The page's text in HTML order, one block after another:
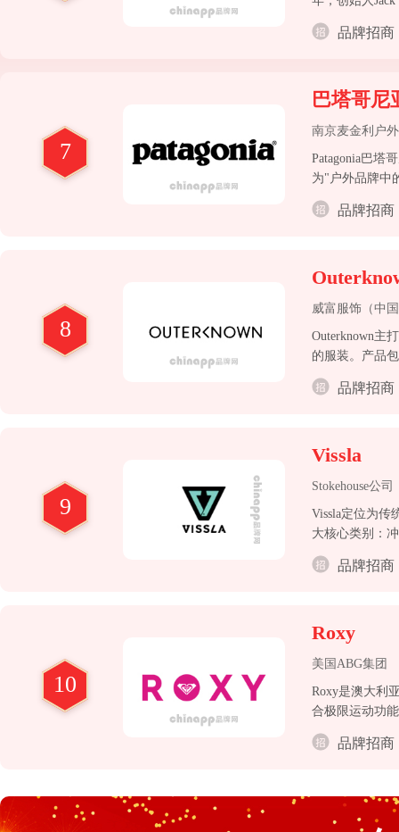
品牌招商
7
巴塔哥尼
南京麦金利户
Patagonia巴塔
为"户外品牌中
品牌招商
8
威富服饰（中
Outerknown主
的服装。产品
接面向消费者
品牌招商
9
Vissla
Stokehouse公司
Vissla定位为传
大核心类别：
件。其潜水服
品牌招商
10
Roxy
美国ABG集团
Roxy是澳大利
合极限运动功
品牌招商